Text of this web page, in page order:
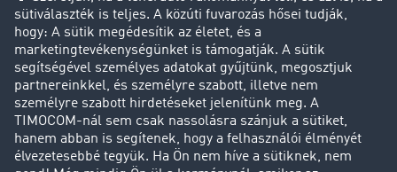
Cég
Sikertörténetek
Ügyfél hoz ügyfelet
Jogi információk